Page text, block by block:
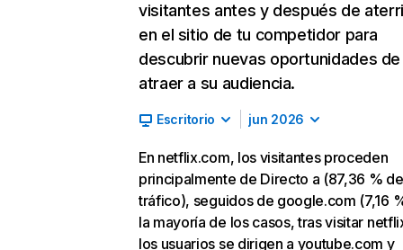
visitantes antes y después de
en el sitio de tu competidor para
descubrir nuevas oportunidades de
atraer a su audiencia.
Escritorio jun 2026
En netflix.com, los visitantes proceden
principalmente de Directo a (87,36 % de
tráfico), seguidos de google.com (7,16
la mayoría de los casos, tras visitar
los usuarios se dirigen a youtube.com y